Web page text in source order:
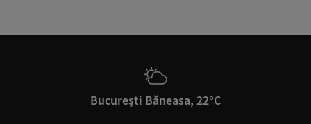
București Băneasa, 22°C